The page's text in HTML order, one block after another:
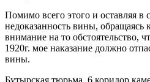
Помимо всего этого и оставляя в
недоказанность вины,
внимание на то обстоятельство,
1920г. мое наказание должно
вины.
Бутырская тюрьма. 6 коридор